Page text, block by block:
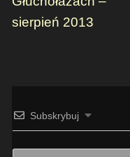
sierpień 2013
Subskrybuj